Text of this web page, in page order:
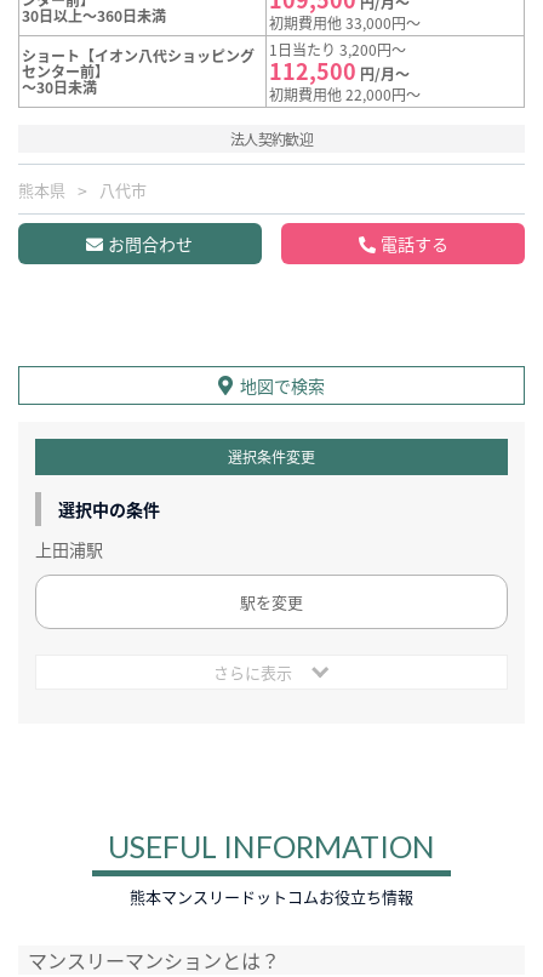
30日以上～360日未満
初期費用他 33,000円～
ショート【イオン八代ショッピング
センター前】
～30日未満
1日当たり 3,200円～
112,500 円/月～
初期費用他 22,000円～
法人契約歓迎
熊本県 八代市
お問合わせ 電話する
地図で検索
選択条件変更
選択中の条件
上田浦駅
駅を変更
さらに表示
USEFUL INFORMATION
熊本マンスリードットコムお役立ち情報
マンスリーマンションとは？